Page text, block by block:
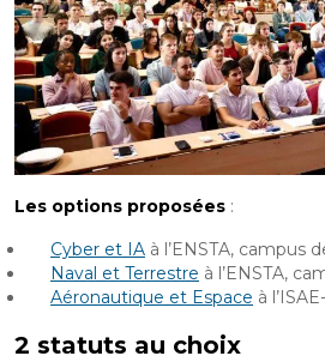
Les options proposées :
Cyber et IA à l’ENSTA, campus
Naval et Terrestre à l’ENSTA,
Aéronautique et Espace à
2 statuts au choix